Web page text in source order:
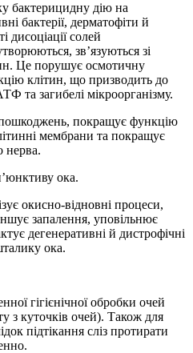
бактерицидну дію на
бактерії, дерматофіти й
дисоціації солей
зв’язуються зі
Це порушує осмотичну
клітин, що призводить до
та загибелі мікроорганізму.
пошкоджень, покращує функцію
мембрани та покращує
нерва.
ока.
окисно-відновні процеси,
запалення, уповільнює
дегенеративні й дистрофічні
ока.
гігієнічної обробки очей
з куточків очей). Також для
підтікання сліз протирати